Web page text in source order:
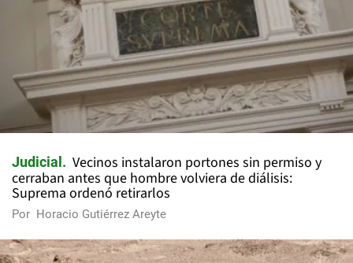
Judicial
Vecinos instalaron portones sin permiso y
cerraban antes que hombre volviera de diálisis:
Suprema ordenó retirarlos
Por Horacio Gutiérrez Areyte